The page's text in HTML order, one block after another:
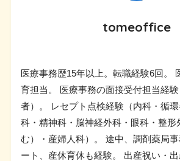
tomeoffice
医療事務歴15年以上。転職経験6回。
育担当。 医療事務の面接受付担当経
者）。 レセプト点検経験（内科・循
科・精神科・脳神経外科・眼科・整形
む）・産婦人科）。 途中、調剤薬局
ート、産休育休も経験。 出産祝い・